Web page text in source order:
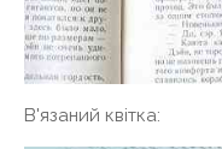
В'язаний квітка: